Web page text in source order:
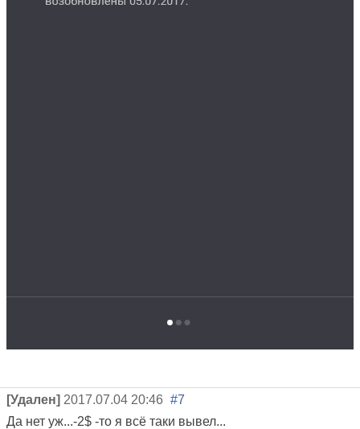
[Удален] 2017.07.04 20:46 #7
Да нет уж...-2$ -то я всё таки вывел...